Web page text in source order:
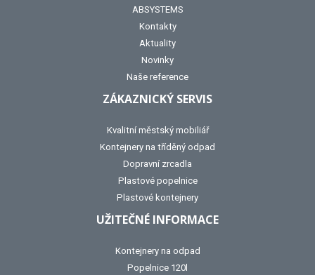
ABSYSTEMS
Kontakty
Aktuality
Novinky
Naše reference
ZÁKAZNICKÝ SERVIS
Kvalitní městský mobiliář
Kontejnery na tříděný odpad
Dopravní zrcadla
Plastové popelnice
Plastové kontejnery
UŽITEČNÉ INFORMACE
Kontejnery na odpad
Popelnice 120l